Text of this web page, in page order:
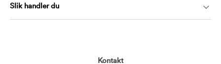
Slik handler du
Kontakt